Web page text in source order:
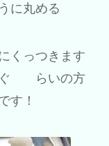
に丸める
くっつきます
ぐ らいの方
す！